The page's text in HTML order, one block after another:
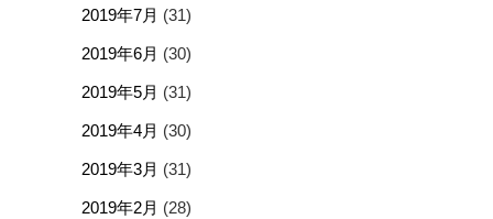
2019年7月 (31)
2019年6月 (30)
2019年5月 (31)
2019年4月 (30)
2019年3月 (31)
2019年2月 (28)